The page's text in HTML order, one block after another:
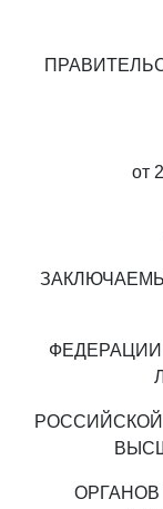
от
ОРГАНОВ